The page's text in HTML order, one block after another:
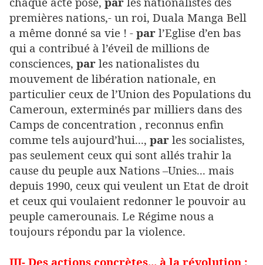
premières nations,- un roi, Duala Manga Bell
a même donné sa vie ! - par l’Eglise d’en bas
qui a contribué à l’éveil de millions de
consciences, par les nationalistes du
mouvement de libération nationale, en
particulier ceux de l’Union des Populations du
Cameroun, exterminés par milliers dans des
Camps de concentration , reconnus enfin
comme tels aujourd’hui..., par les socialistes,
pas seulement ceux qui sont allés trahir la
cause du peuple aux Nations –Unies... mais
depuis 1990, ceux qui veulent un Etat de droit
et ceux qui voulaient redonner le pouvoir au
peuple camerounais. Le Régime nous a
toujours répondu par la violence.
III- Des actions concrètes... à la révolution :